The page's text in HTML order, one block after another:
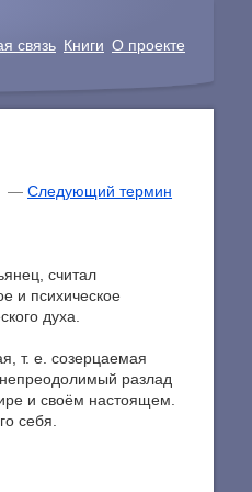
связь Книги О проекте
—Следующий термин
считал
и психическое
духа.
т. е. созерцаемая
разлад
и своём настоящем.
себя.